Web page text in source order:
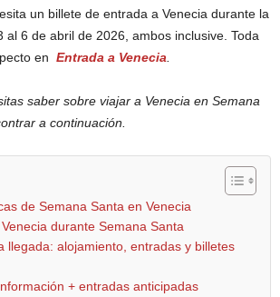
un billete de entrada a Venecia durante la
al 6 de abril de 2026, ambos inclusive. Toda
en Entrada a Venecia
saber sobre viajar a Venecia en Semana
a continuación.
de Semana Santa en Venecia
durante Semana Santa
llegada: alojamiento, entradas y billetes
+ entradas anticipadas